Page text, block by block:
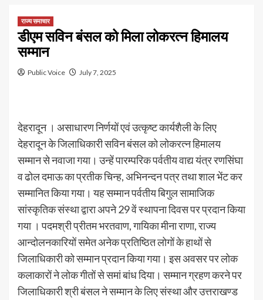
राज्य समाचार
डीएम सविन बंसल को मिला लोकरत्न हिमालय
सम्मान
Public Voice July 7, 2025
देहरादून । असाधारण निर्णयों एवं उत्कृष्ट कार्यशैली के लिए
देहरादून के जिलाधिकारी सविन बंसल को लोकरत्न हिमालय
सम्मान से नवाजा गया। उन्हें पारम्परिक पर्वतीय वाद्य यंत्र रणसिंघा
व ढोल दमाऊ का प्रतीक चिन्ह, अभिनन्दन पत्र तथा शाल भेंट कर
सम्मानित किया गया। यह सम्मान पर्वतीय बिगुल सामाजिक
सांस्कृतिक संस्था द्वारा अपने 29 वें स्थापना दिवस पर प्रदान किया
गया । पदमश्री प्रीतम भरतवाण, गायिका मीना राणा, राज्य
आन्दोलनकारियों समेत अनेक प्रतिष्ठित लोगों के हाथों से
जिलाधिकारी को सम्मान प्रदान किया गया। इस अवसर पर लोक
कलाकारों ने लोक गीतों से समां बांध दिया। सम्मान ग्रहण करने पर
जिलाधिकारी श्री बंसल ने सम्मान के लिए संस्था और उत्तराखण्ड